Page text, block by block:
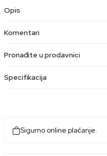
Opis
Komentari
Pronađite u prodavnici
Specifikacija
Sigurno online plaćanje.